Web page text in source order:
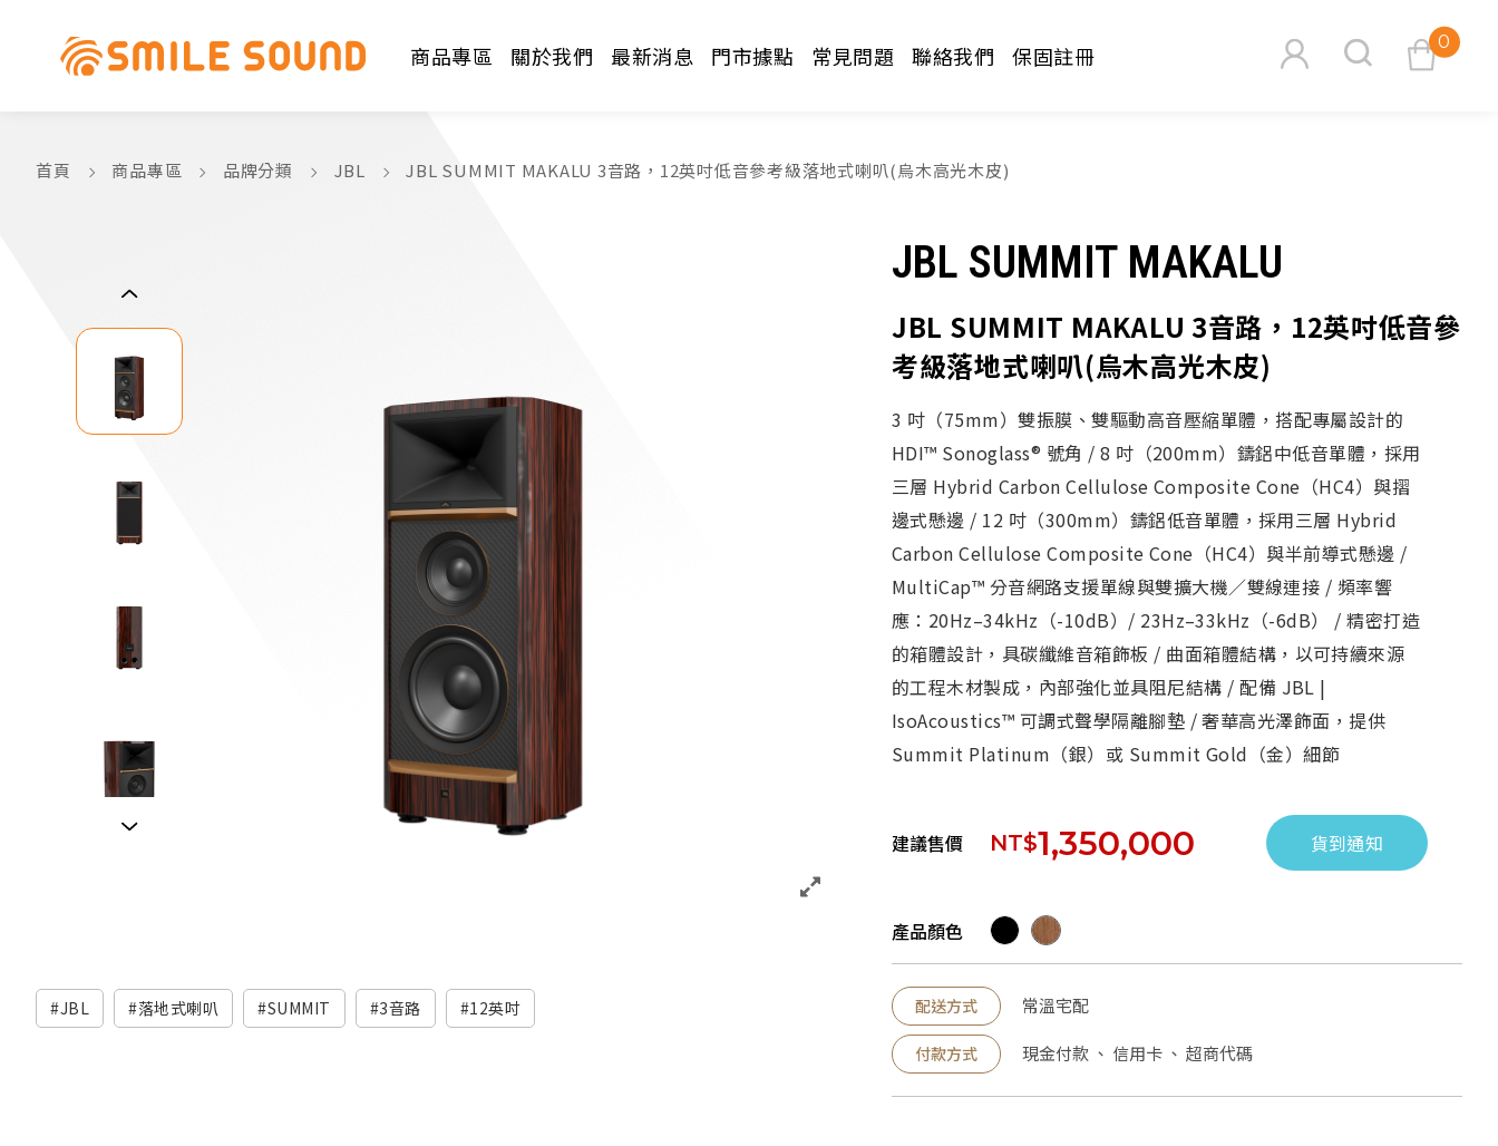
0
搜尋
商品專區 關於我們 最新消息 門市據點 常見問題 聯絡我們 保固註冊
首頁 商品專區 品牌分類 JBL JBL SUMMIT MAKALU 3音路，12英吋低音參考級落地式喇叭(烏木高光木皮)
JBL 落地式喇叭 SUMMIT 3音路 12英吋
JBL SUMMIT MAKALU
JBL SUMMIT MAKALU 3音路，12英吋低音參
考級落地式喇叭(烏木高光木皮)
3 吋（75mm）雙振膜、雙驅動高音壓縮單體，搭配專屬設計的
HDI™ Sonoglass® 號角 / 8 吋（200mm）鑄鋁中低音單體，採用
三層 Hybrid Carbon Cellulose Composite Cone（HC4）與摺
邊式懸邊 / 12 吋（300mm）鑄鋁低音單體，採用三層 Hybrid
Carbon Cellulose Composite Cone（HC4）與半前導式懸邊 /
MultiCap™ 分音網路支援單線與雙擴大機／雙線連接 / 頻率響
應：20Hz–34kHz（-10dB）/ 23Hz–33kHz（-6dB） / 精密打造
的箱體設計，具碳纖維音箱飾板 / 曲面箱體結構，以可持續來源
的工程木材製成，內部強化並具阻尼結構 / 配備 JBL |
IsoAcoustics™ 可調式聲學隔離腳墊 / 奢華高光澤飾面，提供
Summit Platinum（銀）或 Summit Gold（金）細節
建議售價 NT$1,350,000 貨到通知
產品顏色
配送方式 常溫宅配
付款方式 現金付款 、 信用卡 、 超商代碼